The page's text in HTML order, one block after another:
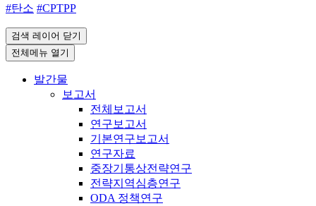
#탄소 #CPTPP
검색 레이어 닫기
전체메뉴 열기
발간물
보고서
전체보고서
연구보고서
기본연구보고서
연구자료
중장기통상전략연구
전략지역심층연구
ODA 정책연구